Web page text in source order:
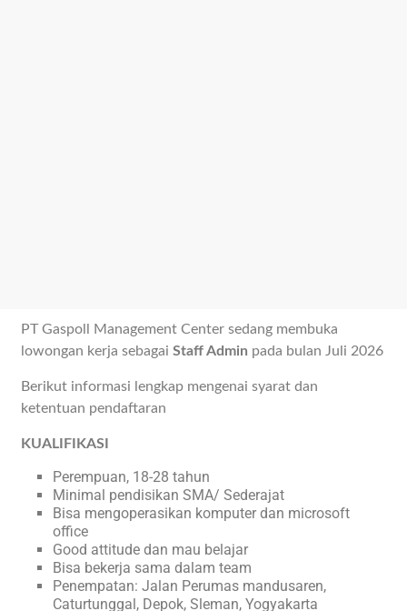
PT Gaspoll Management Center sedang membuka
lowongan kerja sebagaiStaff Admin pada bulan Juli 2026
Berikut informasi lengkap mengenai syarat dan
ketentuan pendaftaran
KUALIFIKASI
Perempuan, 18-28 tahun
Minimal pendisikan SMA/ Sederajat
Bisa mengoperasikan komputer dan microsoft
office
Good attitude dan mau belajar
Bisa bekerja sama dalam team
Penempatan: Jalan Perumas mandusaren,
Caturtunggal, Depok, Sleman, Yogyakarta